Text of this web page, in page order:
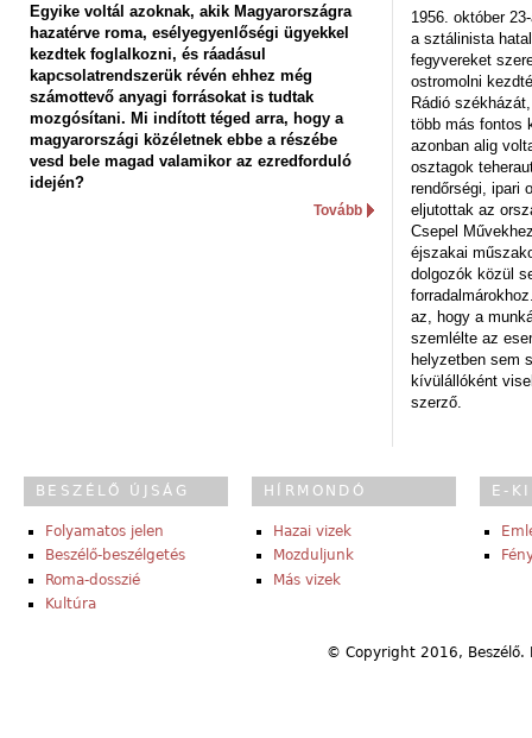
Egyike voltál azoknak, akik Magyarországra
hazatérve roma, esélyegyenlőségi ügyekkel
kezdtek foglalkozni, és ráadásul
kapcsolatrendszerük révén ehhez még
számottevő anyagi forrásokat is tudtak
mozgósítani. Mi indított téged arra, hogy a
magyarországi közéletnek ebbe a részébe
vesd bele magad valamikor az ezredforduló
idején?
Tovább
1956. október
a sztálinista
fegyvereket
ostromolni
Rádió
több más fontos
azonban alig
osztagok
rendőrségi, ipari
eljutottak az
Csepel
éjszakai
dolgozók közül
az, hogy a
szemlélte az
helyzetben sem
kívülállóként
szerző.
BESZÉLŐ ÚJSÁG
Folyamatos jelen
Beszélő-beszélgetés
Roma-dosszié
Kultúra
HÍRMONDÓ
Hazai vizek
Mozduljunk
Más vizek
E-
© Copyright 2016,